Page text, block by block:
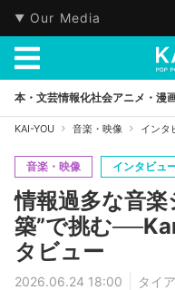
Our Media
本・文芸情報化社会アニメ・漫
KAI-YOU 音楽・映像 インタ
音楽・映像 インタビュ
情報過多な音
築”で挑む
タビュー
2026.06.24 18:00 タイ